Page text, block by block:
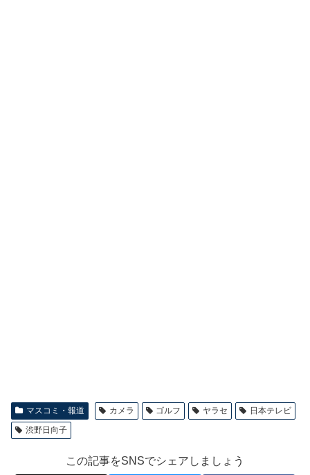
マスコミ・報道 カメラ ゴルフ ヤラセ
日本テレビ
渋野日向子
この記事をSNSでシェアしましょう